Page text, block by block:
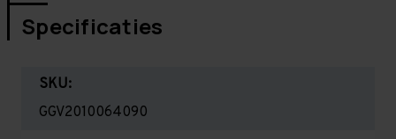
Specificaties
SKU:
GGV2010064090